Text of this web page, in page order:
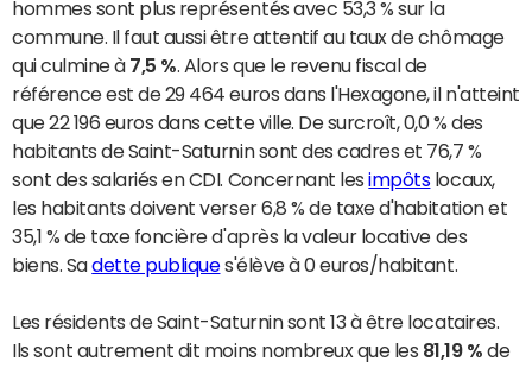
hommes sont plus représentés avec 53,3 % sur la
commune. Il faut aussi être attentif au taux de chômage
qui culmine à 7,5 % . Alors que le revenu fiscal de
référence est de 29 464 euros dans l'Hexagone, il n'atteint
que 22 196 euros dans cette ville. De surcroît, 0,0 % des
habitants de Saint-Saturnin sont des cadres et 76,7 %
sont des salariés en CDI. Concernant lesimpôtslocaux,
les habitants doivent verser 6,8 % de taxe d'habitation et
35,1 % de taxe foncière d'après la valeur locative des
biens. Sadette publiques'élève à 0 euros/habitant.
Les résidents de Saint-Saturnin sont 13 à être locataires.
Ils sont autrement dit moins nombreux que les 81,19 % de